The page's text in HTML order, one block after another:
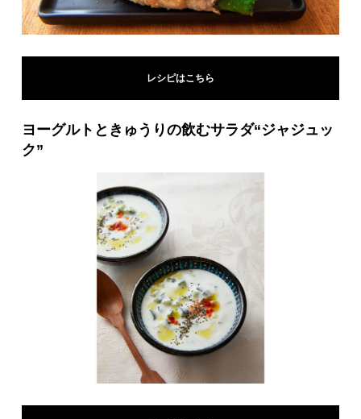
レシピはこちら
ヨーグルトときゅうりの飲むサラダ“ジャジュッ
ク”